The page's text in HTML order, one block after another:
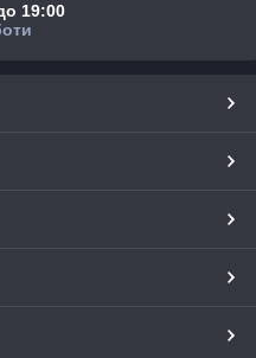
19:00